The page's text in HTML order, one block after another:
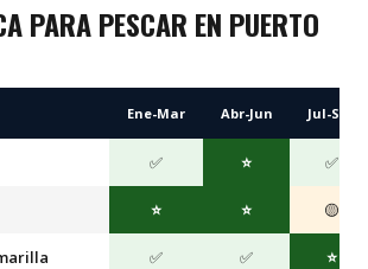
PARA PESCAR EN PUERTO
Ene-Mar Abr-Jun Jul-Sep
✅ ⭐ ✅
⭐ ⭐ 🟡
✅ ✅ ⭐